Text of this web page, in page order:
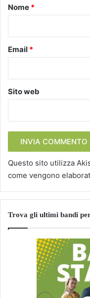
o
Nome *
Email *
Sito web
Questo sito utilizza
come vengono
Trova gli ultimi bandi